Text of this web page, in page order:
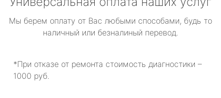
Мы берем оплату от Вас любыми способами, будь то
наличный или безналиный перевод.
*При отказе от ремонта стоимость диагностики –
1000 руб.